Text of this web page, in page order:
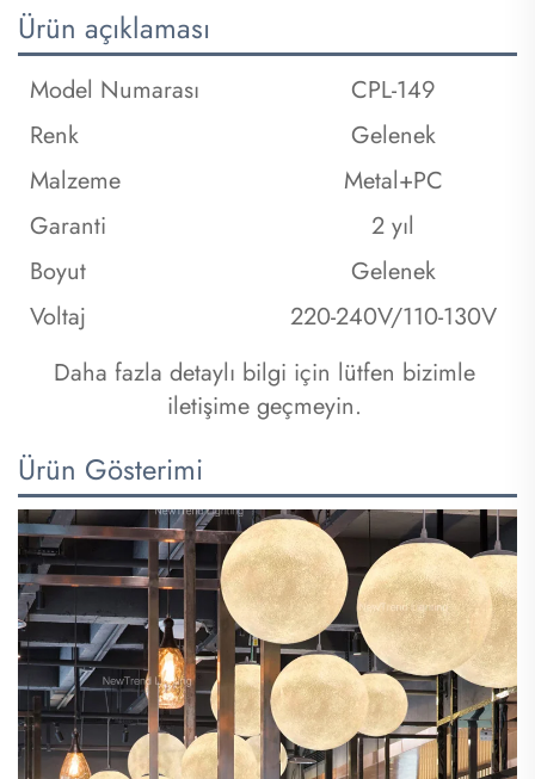
Ürün açıklaması
Model Numarası
CPL-149
Renk
Gelenek
Malzeme
Metal+PC
Garanti
2 yıl
Boyut
Gelenek
Voltaj
220-240V/110-130V
Daha fazla detaylı bilgi için lütfen bizimle
iletişime geçmeyin.
Ürün Gösterimi